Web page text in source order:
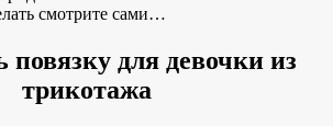
смотрите сами…
для девочки из
трикотажа